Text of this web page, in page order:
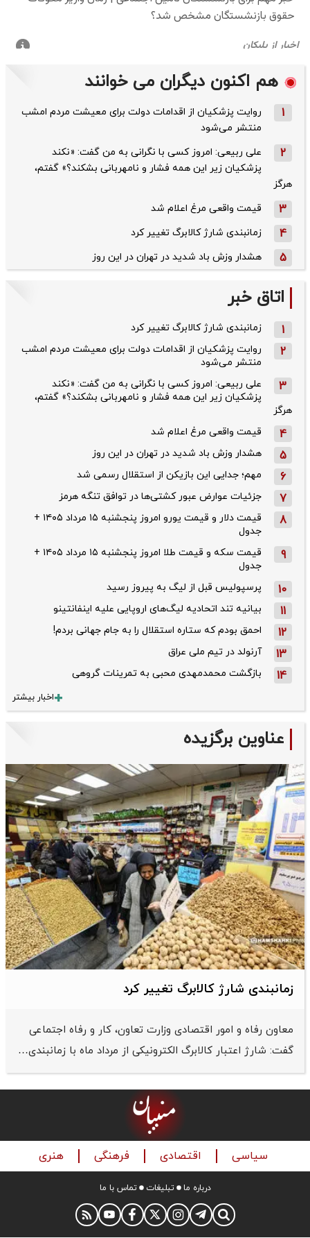
هم اکنون دیگران می خوانند
1
روایت پزشکیان از اقدامات دولت برای معیشت مردم امشب
منتشر می‌شود
2
علی ربیعی: امروز کسی با نگرانی به من گفت: «نکند
پزشکیان زیر این همه فشار و نامهربانی بشکند؟» گفتم،
هرگز
3 قیمت واقعی مرغ اعلام شد
4 زمانبندی شارژ کالابرگ تغییر کرد
5 هشدار وزش باد شدید در تهران در این روز
اتاق خبر
1 زمانبندی شارژ کالابرگ تغییر کرد
2
روایت پزشکیان از اقدامات دولت برای معیشت مردم امشب
منتشر می‌شود
3
علی ربیعی: امروز کسی با نگرانی به من گفت: «نکند
پزشکیان زیر این همه فشار و نامهربانی بشکند؟» گفتم،
هرگز
4 قیمت واقعی مرغ اعلام شد
5 هشدار وزش باد شدید در تهران در این روز
6 مهم؛ جدایی این بازیکن از استقلال رسمی شد
7 جزئیات عوارض عبور کشتی‌ها در توافق تنگه هرمز
8
قیمت دلار و قیمت یورو امروز پنجشنبه ۱۵ مرداد ۱۴۰۵ +
جدول
9
قیمت سکه و قیمت طلا امروز پنجشنبه ۱۵ مرداد ۱۴۰۵ +
جدول
10 پرسپولیس قبل از لیگ به پیروز رسید
11 بیانیه تند اتحادیه لیگ‌های اروپایی علیه اینفانتینو
12 احمق بودم که ستاره استقلال را به جام جهانی بردم!
13 آرنولد در تیم ملی عراق
14 بازگشت محمدمهدی محبی به تمرینات گروهی
اخبار بیشتر
عناوین برگزیده
زمانبندی شارژ کالابرگ تغییر کرد
معاون رفاه و امور اقتصادی وزارت تعاون، کار و رفاه اجتماعی
گفت: شارژ اعتبار کالابرگ الکترونیکی از مرداد ماه با زمانبندی…
سیاسی اقتصادی فرهنگی هنری
درباره ما تبلیغات تماس با ما